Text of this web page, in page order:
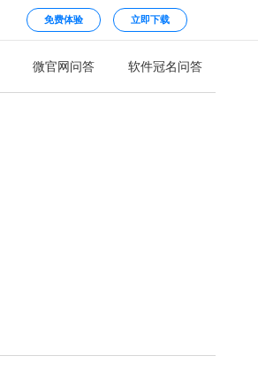
免费体验 立即下载
微官网问答 软件冠名问答